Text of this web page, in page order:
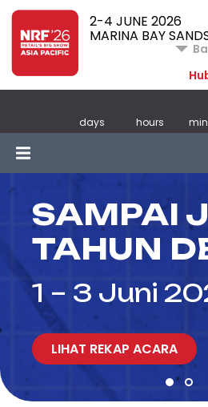
2-4 JUNE 2026
MARINA BAY
days hours
SAMPAI
TAHUN
1 – 3 Juni
LIHAT REKAP ACARA